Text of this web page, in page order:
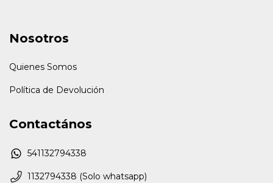
Nosotros
Quienes Somos
Política de Devolución
Contactános
541132794338
1132794338 (Solo whatsapp)